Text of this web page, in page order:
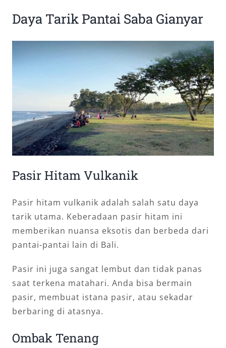
Daya Tarik Pantai Saba Gianyar
Pasir Hitam Vulkanik
Pasir hitam vulkanik adalah salah satu daya
tarik utama. Keberadaan pasir hitam ini
memberikan nuansa eksotis dan berbeda dari
pantai-pantai lain di Bali.
Pasir ini juga sangat lembut dan tidak panas
saat terkena matahari. Anda bisa bermain
pasir, membuat istana pasir, atau sekadar
berbaring di atasnya.
Ombak Tenang